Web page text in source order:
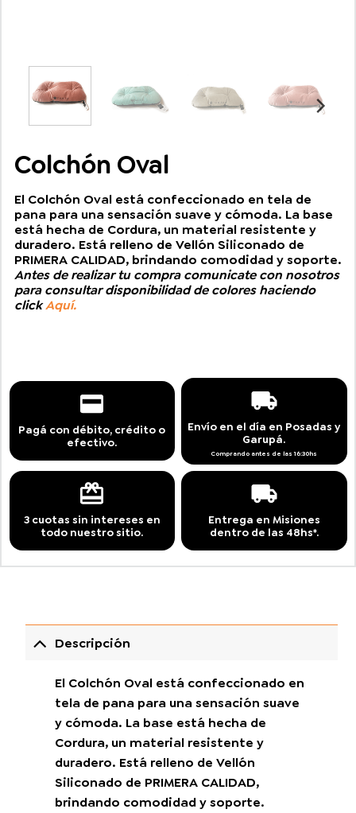
Colchón Oval
El Colchón Oval está confeccionado en tela de
pana para una sensación suave y cómoda. La base
está hecha de Cordura, un material resistente y
duradero. Está relleno de Vellón Siliconado de
PRIMERA CALIDAD, brindando comodidad y soporte.
Antes de realizar tu compra comunicate con nosotros
para consultar disponibilidad de colores haciendo
clickAquí.
Pagá con débito, crédito o
efectivo.
Envío en el día en Posadas y
Garupá.
Comprando antes de las 16:30hs
3 cuotas sin intereses en
todo nuestro sitio.
Entrega en Misiones
dentro de las 48hs*.
Descripción
El Colchón Oval está confeccionado en
tela de pana para una sensación suave
y cómoda. La base está hecha de
Cordura, un material resistente y
duradero. Está relleno de Vellón
Siliconado de PRIMERA CALIDAD,
brindando comodidad y soporte.